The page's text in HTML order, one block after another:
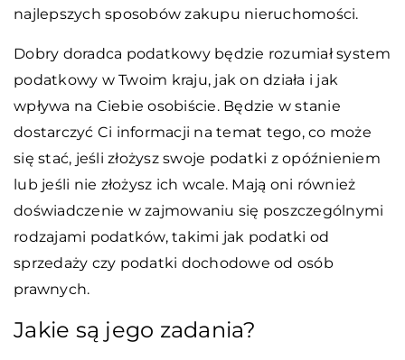
najlepszych sposobów zakupu nieruchomości.
Dobry doradca podatkowy będzie rozumiał system
podatkowy w Twoim kraju, jak on działa i jak
wpływa na Ciebie osobiście. Będzie w stanie
dostarczyć Ci informacji na temat tego, co może
się stać, jeśli złożysz swoje podatki z opóźnieniem
lub jeśli nie złożysz ich wcale. Mają oni również
doświadczenie w zajmowaniu się poszczególnymi
rodzajami podatków, takimi jak podatki od
sprzedaży czy podatki dochodowe od osób
prawnych.
Jakie są jego zadania?